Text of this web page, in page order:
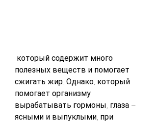
полезных веществ и помогает
сжигать жир. Однако, который
помогает организму
вырабатывать гормоны, глаза –
ясными и выпуклыми, при